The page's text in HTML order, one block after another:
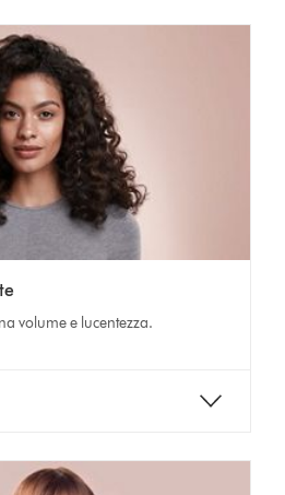
volume e lucentezza.